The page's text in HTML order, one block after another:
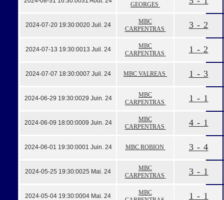
GEORGES
2024-07-20 19:30:0020 Juil. 24
MBC
CARPENTRAS
3 - 2
2024-07-13 19:30:0013 Juil. 24
MBC
CARPENTRAS
1 - 2
2024-07-07 18:30:0007 Juil. 24 MBC VALREAS 1 - 3
2024-06-29 19:30:0029 Juin. 24
MBC
CARPENTRAS
1 - 1
2024-06-09 18:00:0009 Juin. 24
MBC
CARPENTRAS
4 - 1
2024-06-01 19:30:0001 Juin. 24 MBC ROBION 3 - 4
2024-05-25 19:30:0025 Mai. 24
MBC
CARPENTRAS
3 - 1
2024-05-04 19:30:0004 Mai. 24
MBC
1 - 1